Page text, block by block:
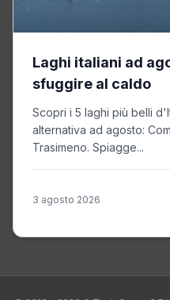
Laghi italiani ad
sfuggire al caldo
Scopri i 5 laghi più belli
alternativa ad agosto:
Trasimeno. Spiagge...
3 agosto 2026